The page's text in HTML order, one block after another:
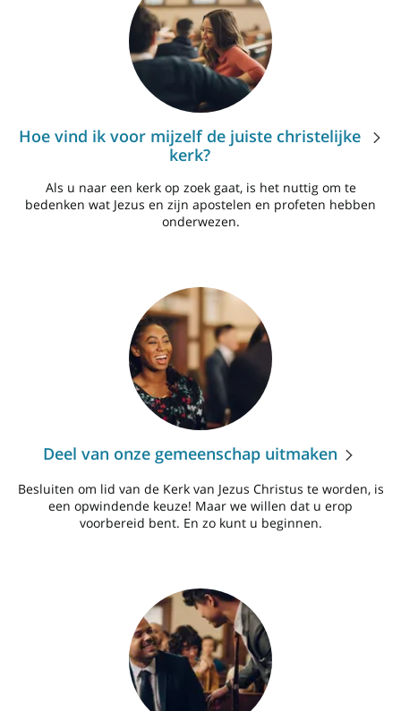
Hoe vind ik voor mijzelf de juiste christelijke
kerk?
Als u naar een kerk op zoek gaat, is het nuttig om te
bedenken wat Jezus en zijn apostelen en profeten hebben
onderwezen.
Deel van onze gemeenschap uitmaken
Besluiten om lid van de Kerk van Jezus Christus te worden, is
een opwindende keuze! Maar we willen dat u erop
voorbereid bent. En zo kunt u beginnen.